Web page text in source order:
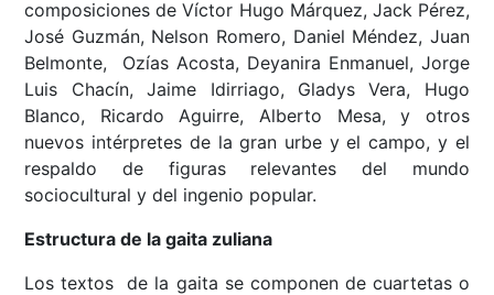
composiciones de Víctor Hugo Márquez, Jack Pérez,
José Guzmán, Nelson Romero, Daniel Méndez, Juan
Belmonte, Ozías Acosta, Deyanira Enmanuel, Jorge
Luis Chacín, Jaime Idirriago, Gladys Vera, Hugo
Blanco, Ricardo Aguirre, Alberto Mesa, y otros
nuevos intérpretes de la gran urbe y el campo, y el
respaldo de figuras relevantes del mundo
sociocultural y del ingenio popular.
Estructura de la gaita zuliana
Los textos de la gaita se componen de cuartetas o